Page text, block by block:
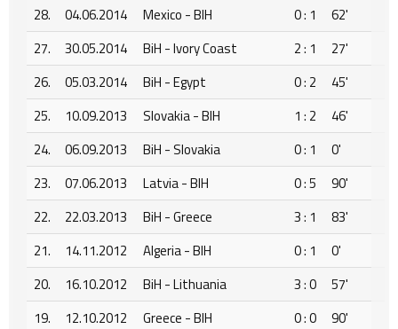
28.
04.06.2014 Mexico - BIH 0 : 1
62'
27.
30.05.2014 BiH - Ivory Coast 2 : 1
27'
26.
05.03.2014 BiH - Egypt 0 : 2
45'
25.
10.09.2013 Slovakia - BIH 1 : 2
46'
24.
06.09.2013 BiH - Slovakia 0 : 1
0'
23.
07.06.2013 Latvia - BIH 0 : 5
90'
22.
22.03.2013 BiH - Greece 3 : 1
83'
21.
14.11.2012 Algeria - BIH 0 : 1
0'
20.
16.10.2012 BiH - Lithuania 3 : 0
57'
19.
12.10.2012 Greece - BIH 0 : 0
90'